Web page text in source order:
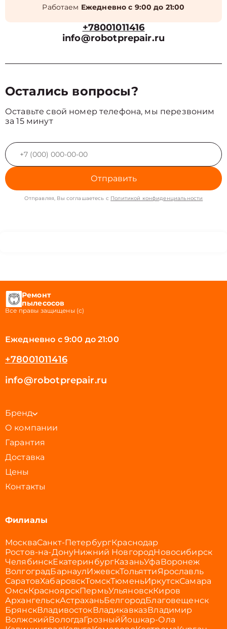
Работаем Ежедневно с 9:00 до 21:00
+78001011416
info@robotprepair.ru
Остались вопросы?
Оставьте свой номер телефона, мы перезвоним
за 15 минут
Отправить
Отправляя, Вы соглашаетесь с Политикой конфиденциальности
Ремонт
пылесосов
Все правы защищены (с)
Ежедневно с 9:00 до 21:00
+78001011416
info@robotprepair.ru
Бренд
О компании
Гарантия
Доставка
Цены
Контакты
Филиалы
МоскваСанкт-ПетербургКраснодар
Ростов-на-ДонуНижний НовгородНовосибирск
ЧелябинскЕкатеринбургКазаньУфаВоронеж
ВолгоградБарнаулИжевскТольяттиЯрославль
СаратовХабаровскТомскТюменьИркутскСамара
ОмскКрасноярскПермьУльяновскКиров
АрхангельскАстраханьБелгородБлаговещенск
БрянскВладивостокВладикавказВладимир
ВолжскийВологдаГрозныйЙошкар-Ола